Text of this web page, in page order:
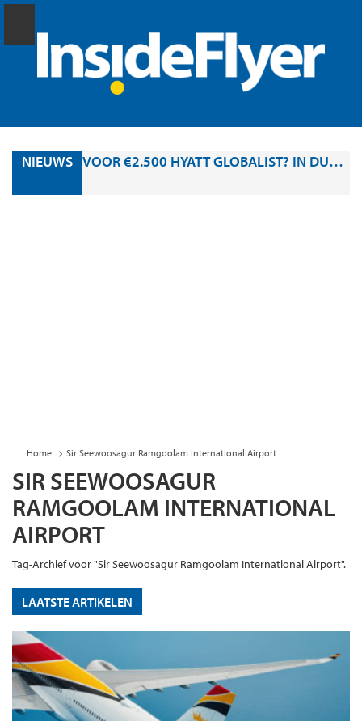
NIEUWS VOOR €2.500 HYATT GLOBALIST? IN DUBAI KAN HET MOMENTEEL VERRASSEND GOEDKOOP.
Home Sir Seewoosagur Ramgoolam International Airport
SIR SEEWOOSAGUR
RAMGOOLAM INTERNATIONAL
AIRPORT
Tag-Archief voor "Sir Seewoosagur Ramgoolam International Airport".
LAATSTE ARTIKELEN